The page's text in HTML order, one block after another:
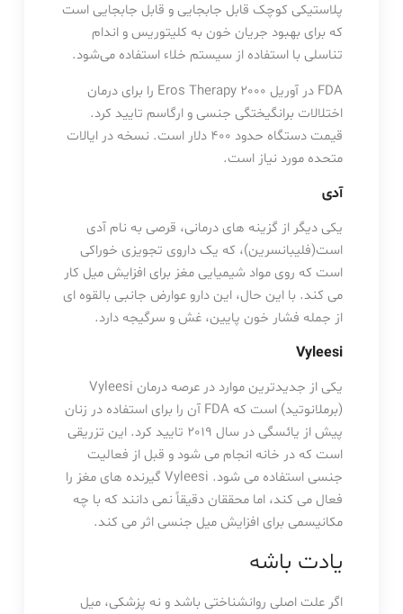
پلاستیکی کوچک قابل جابجایی و قابل جابجایی است
که برای بهبود جریان خون به کلیتوریس و اندام
تناسلی با استفاده از سیستم خلاء استفاده می‌شود.
FDA در آوریل 2000 Eros Therapy را برای درمان
اختلالات برانگیختگی جنسی و ارگاسم تایید کرد.
قیمت دستگاه حدود 400 دلار است. نسخه در ایالات
متحده مورد نیاز است.
آدی
یکی دیگر از گزینه های درمانی، قرصی به نام آدی
است(فلیبانسرین)، که یک داروی تجویزی خوراکی
است که روی مواد شیمیایی مغز برای افزایش میل کار
می کند. با این حال، این دارو عوارض جانبی بالقوه ای
از جمله فشار خون پایین، غش و سرگیجه دارد.
Vyleesi
یکی از جدیدترین موارد در عرصه درمان Vyleesi
(برملانوتید) است که FDA آن را برای استفاده در زنان
پیش از یائسگی در سال 2019 تایید کرد. این تزریقی
است که در خانه انجام می شود و قبل از فعالیت
جنسی استفاده می شود. Vyleesi گیرنده های مغز را
فعال می کند، اما محققان دقیقاً نمی دانند که با چه
مکانیسمی برای افزایش میل جنسی اثر می کند.
یادت باشه
اگر علت اصلی روانشناختی باشد و نه پزشکی، میل